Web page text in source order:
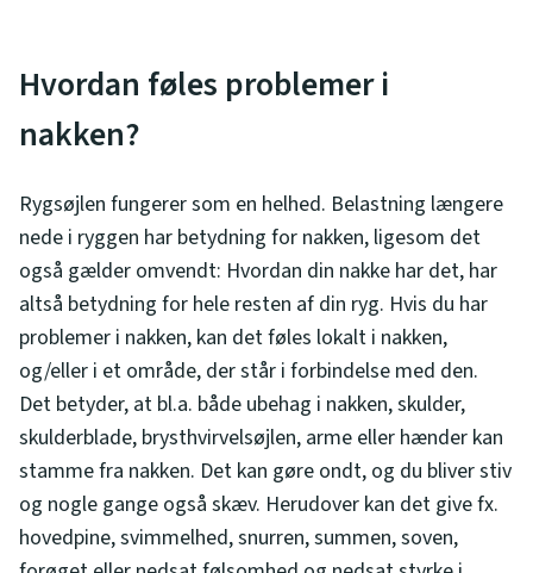
Hvordan føles problemer i
nakken?
Rygsøjlen fungerer som en helhed. Belastning længere
nede i ryggen har betydning for nakken, ligesom det
også gælder omvendt: Hvordan din nakke har det, har
altså betydning for hele resten af din ryg. Hvis du har
problemer i nakken, kan det føles lokalt i nakken,
og/eller i et område, der står i forbindelse med den.
Det betyder, at bl.a. både ubehag i nakken, skulder,
skulderblade, brysthvirvelsøjlen, arme eller hænder kan
stamme fra nakken. Det kan gøre ondt, og du bliver stiv
og nogle gange også skæv. Herudover kan det give fx.
hovedpine, svimmelhed, snurren, summen, soven,